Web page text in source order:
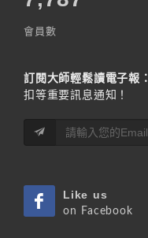
會員數
訂閱大師輕鬆讀電子報：
扣等重要訊息通知！
Like us
on Facebook